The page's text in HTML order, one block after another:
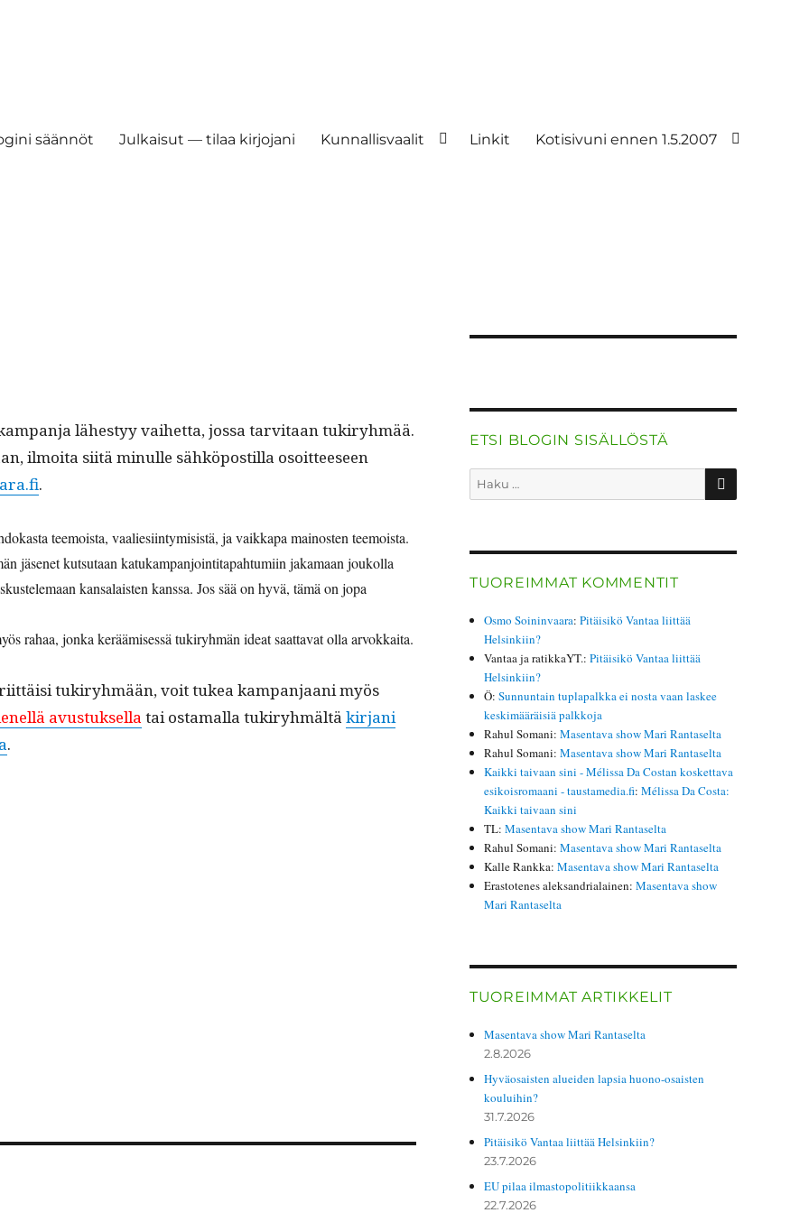
säännöt Julkaisut — tilaa kirjojani Kunnallisvaalit Linkit Kotisivuni ennen 1.5.2007
läh­estyy vai­het­ta, jos­sa tarvi­taan tukiryh­mää.
ilmoi­ta siitä min­ulle sähkö­pos­til­la osoit­teeseen
.
teemoista, vaaliesi­in­tymi­sistä, ja vaikka­pa main­os­ten teemoista.
jäsenet kut­su­taan katukam­pan­join­ti­ta­pah­tu­mi­in jaka­maan joukol­la
kansalais­ten kanssa. Jos sää on hyvä, tämä on jopa
rahaa, jon­ka keräämisessä tukiryh­män ideat saat­ta­vat olla arvokkaita.
tukiryh­mään, voit tukea kam­pan­jaani myös
avus­tuk­sel­latai osta­mal­la tukiryh­mältä kir­jani
.
ETSI BLOGIN SISÄLLÖSTÄ
Etsi: HAKU
TUOREIMMAT KOMMENTIT
Osmo Soininvaara:Pitäisikö Vantaa liittää
Helsinkiin?
Vantaa ja ratikkaYT.:Pitäisikö Vantaa liittää
Helsinkiin?
Ö:Sunnuntain tuplapalkka ei nosta vaan laskee
keskimääräisiä palkkoja
Rahul Somani:Masentava show Mari Rantaselta
Rahul Somani:Masentava show Mari Rantaselta
Kaikki taivaan sini - Mélissa Da Costan koskettava
esikoisromaani - taustamedia.fi:Mélissa Da Costa:
Kaikki taivaan sini
TL:Masentava show Mari Rantaselta
Rahul Somani:Masentava show Mari Rantaselta
Kalle Rankka:Masentava show Mari Rantaselta
Erastotenes aleksandrialainen:Masentava show
Mari Rantaselta
TUOREIMMAT ARTIKKELIT
Masentava show Mari Rantaselta
2.8.2026
Hyväosaisten alueiden lapsia huono-osaisten
kouluihin?
31.7.2026
Pitäisikö Vantaa liittää Helsinkiin?
23.7.2026
EU pilaa ilmastopolitiikkaansa
22.7.2026